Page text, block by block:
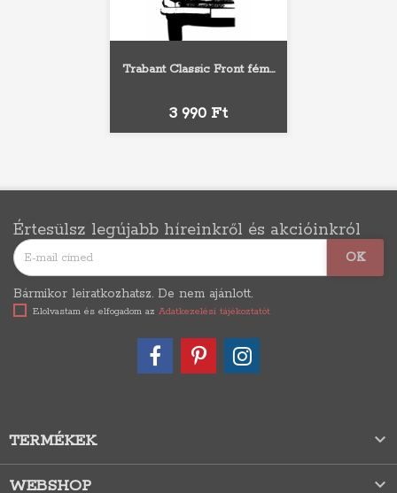
Trabant Classic Front fém...
Ár
3 990 Ft
Értesülsz legújabb híreinkről és akcióinkról
Bármikor leiratkozhatsz. De nem ajánlott.
Elolvastam és elfogadom az Adatkezelési tájékoztatót
TERMÉKEK 
WEBSHOP 